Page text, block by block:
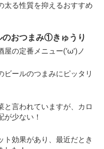
太る性質を抑えるおすすめ
のおつまみ①きゅうり
の定番メニュー(‘ω’)ノ
ビールのつまみにピッタリ
と言われていますが、カロ
が少ない！
ト効果があり、最近だとき